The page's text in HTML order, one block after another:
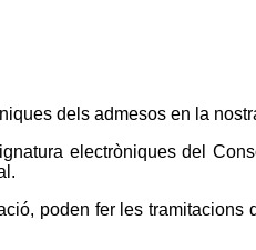
dels admesos en la
electròniques del
poden fer les tramitacions